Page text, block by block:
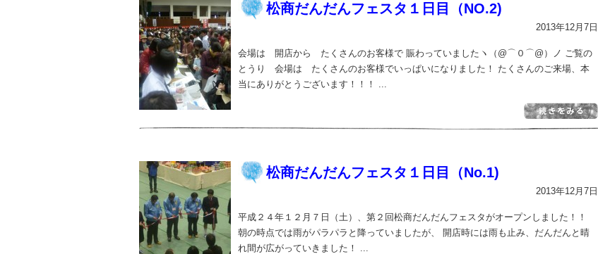
松商だんだんフェスタ１日目（NO.2)
2013年12月7日
会場は 開店から たくさんのお客様で 賑わっていましたヽ（@⌒０⌒@）ノ ご覧の
とうり 会場は たくさんのお客様でいっぱいになりました！ たくさんのご来場、本
当にありがとうございます！！！ ...
松商だんだんフェスタ１日目（No.1)
2013年12月7日
平成２４年１２月７日（土）、第２回松商だんだんフェスタがオープンしました！！
朝の時点では雨がパラパラと降っていましたが、 開店時には雨も止み、だんだんと晴
れ間が広がっていきました！ ...